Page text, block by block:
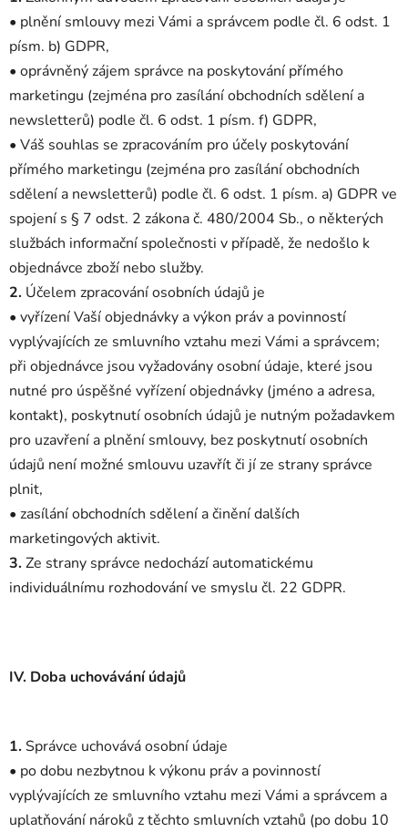
• plnění smlouvy mezi Vámi a správcem podle čl. 6 odst. 1
písm. b) GDPR,
• oprávněný zájem správce na poskytování přímého
marketingu (zejména pro zasílání obchodních sdělení a
newsletterů) podle čl. 6 odst. 1 písm. f) GDPR,
• Váš souhlas se zpracováním pro účely poskytování
přímého marketingu (zejména pro zasílání obchodních
sdělení a newsletterů) podle čl. 6 odst. 1 písm. a) GDPR ve
spojení s § 7 odst. 2 zákona č. 480/2004 Sb., o některých
službách informační společnosti v případě, že nedošlo k
objednávce zboží nebo služby.
2. Účelem zpracování osobních údajů je
• vyřízení Vaší objednávky a výkon práv a povinností
vyplývajících ze smluvního vztahu mezi Vámi a správcem;
při objednávce jsou vyžadovány osobní údaje, které jsou
nutné pro úspěšné vyřízení objednávky (jméno a adresa,
kontakt), poskytnutí osobních údajů je nutným požadavkem
pro uzavření a plnění smlouvy, bez poskytnutí osobních
údajů není možné smlouvu uzavřít či jí ze strany správce
plnit,
• zasílání obchodních sdělení a činění dalších
marketingových aktivit.
3. Ze strany správce nedochází automatickému
individuálnímu rozhodování ve smyslu čl. 22 GDPR.
IV. Doba uchovávání údajů
1. Správce uchovává osobní údaje
• po dobu nezbytnou k výkonu práv a povinností
vyplývajících ze smluvního vztahu mezi Vámi a správcem a
uplatňování nároků z těchto smluvních vztahů (po dobu 10